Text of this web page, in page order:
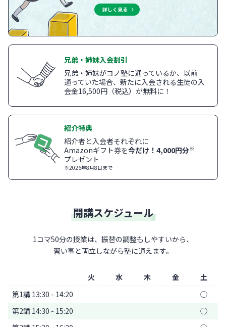
詳しく見る
兄弟・姉妹入会割引
兄弟・姉妹がコノ塾に通っているか、以前
通っていた場合、新たに入会される生徒の入
会金16,500円（税込）が無料に！
紹介特典
紹介者と入会者それぞれに
Amazonギフト券を今だけ！4,000円分※
プレゼント
※2026年8月8日まで
開講スケジュール
1コマ50分の授業は、振替の調整もしやすいから、
習い事と両立しながら塾に通えます。
火 水 木 金
土
第1講 13:30 - 14:20
◯
第2講 14:30 - 15:20
◯